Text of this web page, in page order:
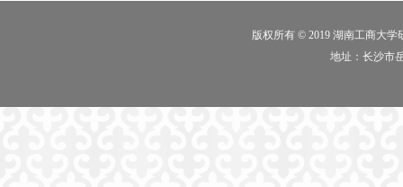
版权所有 © 2019 湖南工商大学
地址：长沙市